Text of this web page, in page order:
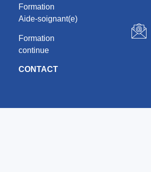
Formation
Aide-soignant(e)
Formation
continue
CONTACT